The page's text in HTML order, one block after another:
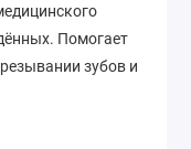
Помогает
зубов и